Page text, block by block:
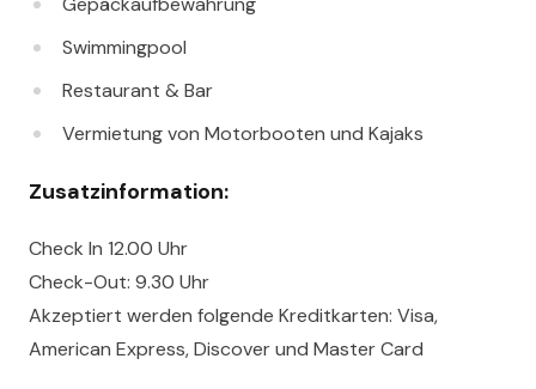
Swimmingpool
Restaurant & Bar
Vermietung von Motorbooten und Kajaks
Zusatzinformation:
Check In 12.00 Uhr
Check-Out: 9.30 Uhr
Akzeptiert werden folgende Kreditkarten: Visa,
American Express, Discover und Master Card